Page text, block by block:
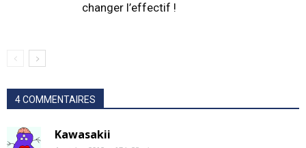
changer l’effectif !
4 COMMENTAIRES
Kawasakii